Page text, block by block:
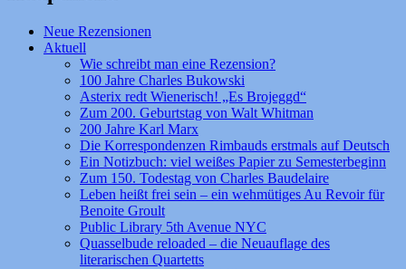
Zum
Inhalt
Neue Rezensionen
Aktuell
Wie schreibt man eine Rezension?
100 Jahre Charles Bukowski
Asterix redt Wienerisch! „Es Brojeggd“
Zum 200. Geburtstag von Walt Whitman
200 Jahre Karl Marx
Die Korrespondenzen Rimbauds erstmals auf Deutsch
Ein Notizbuch: viel weißes Papier zu Semesterbeginn
Zum 150. Todestag von Charles Baudelaire
Leben heißt frei sein – ein wehmütiges Au Revoir für
Benoite Groult
Public Library 5th Avenue NYC
Quasselbude reloaded – die Neuauflage des
literarischen Quartetts